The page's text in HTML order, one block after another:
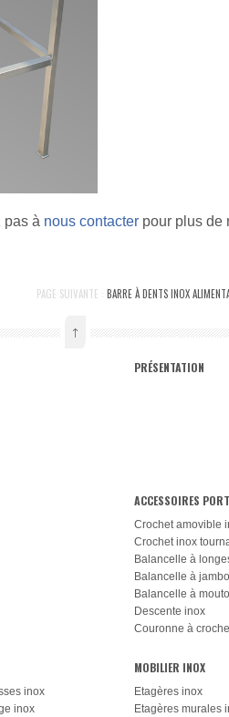
pas à nous contacter pour plus de
PAGE SUIVANTE :BARRE À DENTS INOX
↑
PRÉSENTATION
ACCESSOIRES
Crochet amovible
Crochet inox
Balancelle à
Balancelle à
Balancelle à
Descente inox
Couronne à
inox
inox
MOBILIER INOX
Etagères inox
Etagères murales